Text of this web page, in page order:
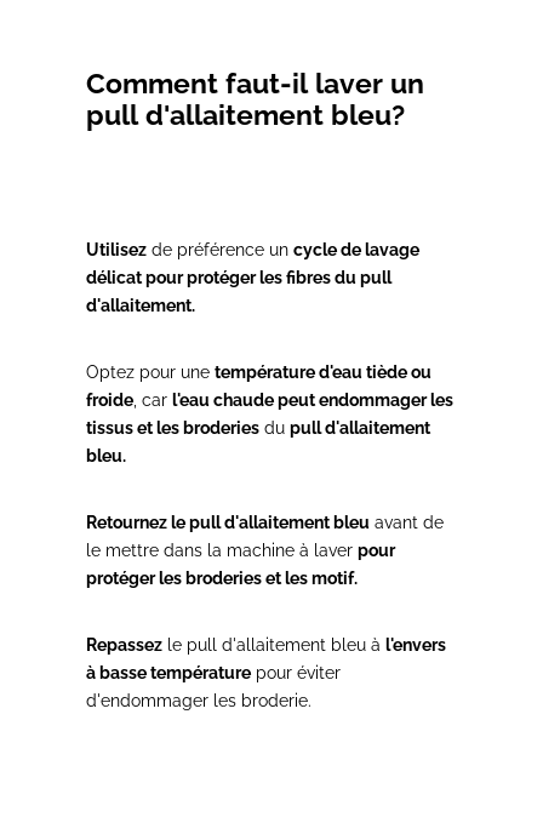
Comment faut-il laver un
pull d'allaitement bleu?
Utilisez de préférence un cycle de lavage
délicat pour protéger les fibres du pull
d'allaitement.
Optez pour une température d'eau tiède ou
froide , car l'eau chaude peut endommager les
tissus et les broderies du pull d'allaitement
bleu.
Retournez le pull d'allaitement bleu avant de
le mettre dans la machine à laver pour
protéger les broderies et les motif.
Repassez le pull d'allaitement bleu à l'envers
à basse température pour éviter
d'endommager les broderie.